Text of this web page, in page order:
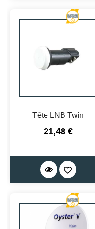
Tête LNB Twin
Prix
21,48 €